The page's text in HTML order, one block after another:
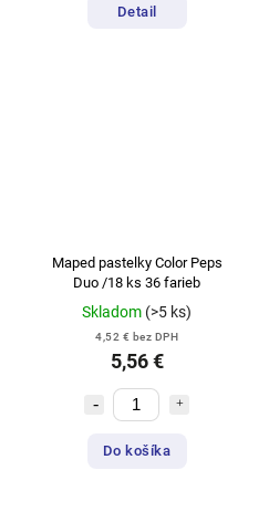
Detail
Maped pastelky Color Peps
Duo /18 ks 36 farieb
Skladom (>5 ks)
4,52 € bez DPH
5,56 €
Do košíka